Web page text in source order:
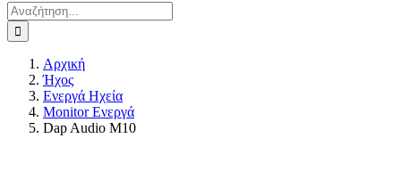
Αναζήτηση
για:
Αρχική
Ήχος
Ενεργά Ηχεία
Monitor Ενεργά
Dap Audio M10